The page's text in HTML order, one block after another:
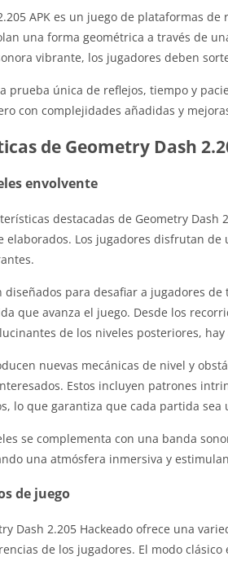
APK es un juego de plataformas
una forma geométrica a través de
vibrante, los jugadores deben
prueba única de reflejos, tiempo y
con complejidades añadidas y
de Geometry Dash
envolvente
destacadas de Geometry Dash
elaborados. Los jugadores disfrutan
diseñados para desafiar a jugadores
que avanza el juego. Desde los
de los niveles posteriores, hay
nuevas mecánicas de nivel y
Estos incluyen patrones
lo que garantiza que cada partida sea
se complementa con una banda
una atmósfera inmersiva y
de juego
Dash 2.205 Hackeado ofrece una
de los jugadores. El modo